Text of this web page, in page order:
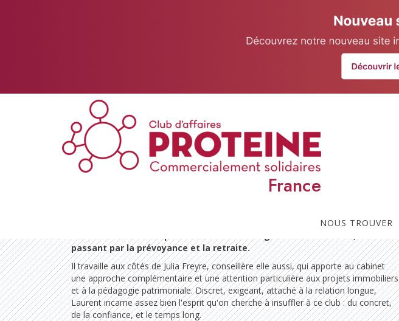
France
NOUS TROUVER
Conseiller en gestion de patrimoine
Entreprise et activité
Laurent a été le tout premier à pousser la porte de Protéine Montauban.
libérales et chefs d'entreprise dans la structuration, l'optimisation et la
passant par la prévoyance et la retraite.
Il travaille aux côtés de Julia Freyre, conseillère elle aussi, qui apporte au cabinet
une approche complémentaire et une attention particulière aux projets immobiliers
et à la pédagogie patrimoniale. Discret, exigeant, attaché à la relation longue,
Laurent incarne assez bien l'esprit qu'on cherche à insuffler à ce club : du concret,
de la confiance, et le temps long.